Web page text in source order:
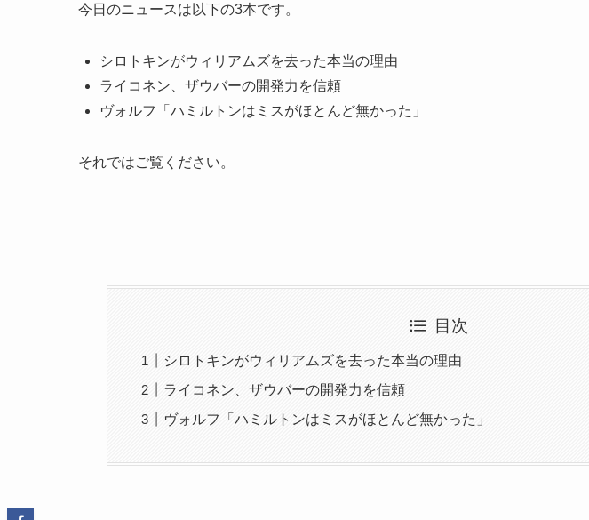
今日のニュースは以下の3本です。
シロトキンがウィリアムズを去った本当の理由
ライコネン、ザウバーの開発力を信頼
ヴォルフ「ハミルトンはミスがほとんど無かった」
それではご覧ください。
目次
シロトキンがウィリアムズを去った本当の理由
ライコネン、ザウバーの開発力を信頼
ヴォルフ「ハミルトンはミスがほとんど無かった」